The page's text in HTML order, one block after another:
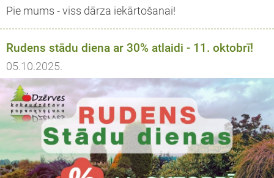
Pie mums - viss dārza iekārtošanai!
Rudens stādu diena ar 30% atlaidi - 11. oktobrī!
05.10.2025.